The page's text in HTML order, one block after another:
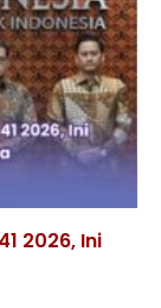
2026, Ini